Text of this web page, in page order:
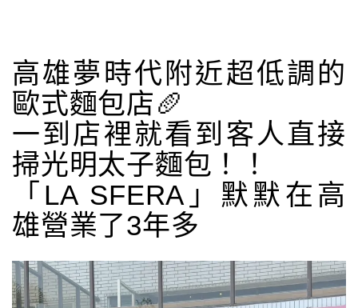
高雄夢時代附近超低調的
歐式麵包店🥖
一到店裡就看到客人直接
掃光明太子麵包！！
「LA SFERA」默默在高
雄營業了3年多